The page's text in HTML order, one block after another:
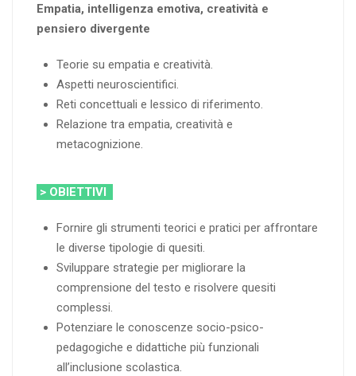
Empatia, intelligenza emotiva, creatività e
pensiero divergente
Teorie su empatia e creatività.
Aspetti neuroscientifici.
Reti concettuali e lessico di riferimento.
Relazione tra empatia, creatività e
metacognizione.
> OBIETTIVI
Fornire gli strumenti teorici e pratici per affrontare
le diverse tipologie di quesiti.
Sviluppare strategie per migliorare la
comprensione del testo e risolvere quesiti
complessi.
Potenziare le conoscenze socio-psico-
pedagogiche e didattiche più funzionali
all’inclusione scolastica.